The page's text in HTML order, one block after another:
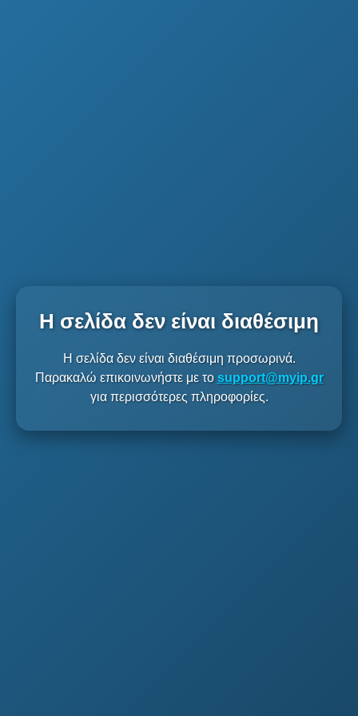
Η σελίδα δεν είναι διαθέσιμη
Η σελίδα δεν είναι διαθέσιμη προσωρινά.
Παρακαλώ επικοινωνήστε με το support@myip.gr
για περισσότερες πληροφορίες.